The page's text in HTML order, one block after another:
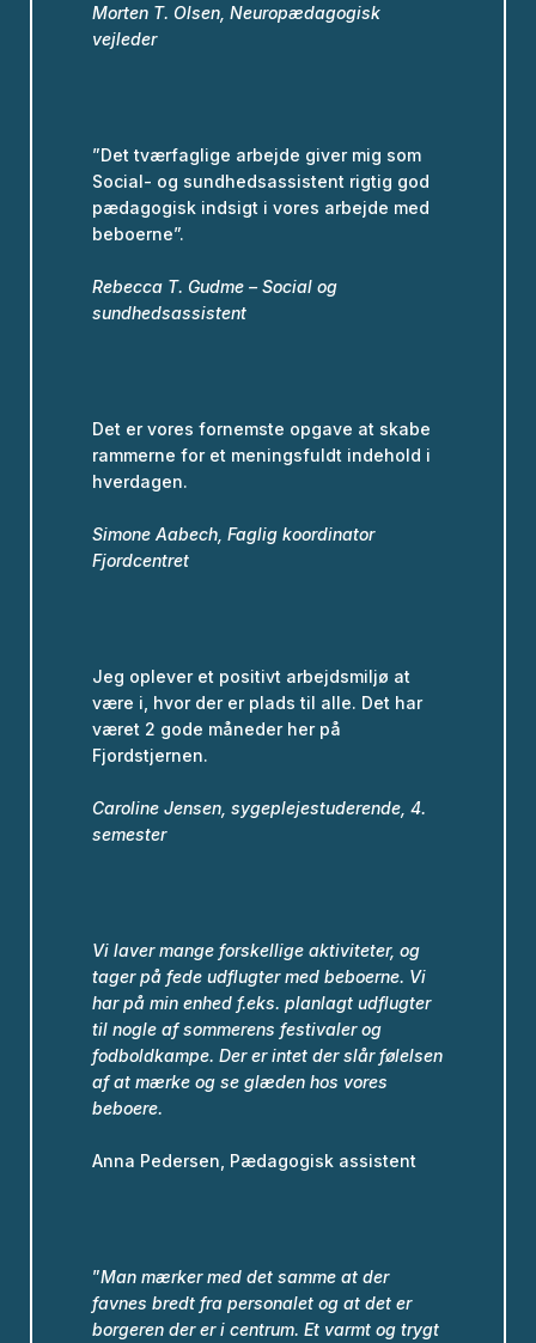
Morten T. Olsen, Neuropædagogisk
vejleder
”Det tværfaglige arbejde giver mig som
Social- og sundhedsassistent rigtig god
pædagogisk indsigt i vores arbejde med
beboerne”.
Rebecca T. Gudme – Social og
sundhedsassistent
Det er vores fornemste opgave at skabe
rammerne for et meningsfuldt indehold i
hverdagen.
Simone Aabech, Faglig koordinator
Fjordcentret
Jeg oplever et positivt arbejdsmiljø at
være i, hvor der er plads til alle. Det har
været 2 gode måneder her på
Fjordstjernen.
Caroline Jensen, sygeplejestuderende, 4.
semester
Vi laver mange forskellige aktiviteter, og
tager på fede udflugter med beboerne. Vi
har på min enhed f.eks. planlagt udflugter
til nogle af sommerens festivaler og
fodboldkampe. Der er intet der slår følelsen
af at mærke og se glæden hos vores
beboere.
Anna Pedersen, Pædagogisk assistent
”Man mærker med det samme at der
favnes bredt fra personalet og at det er
borgeren der er i centrum. Et varmt og trygt